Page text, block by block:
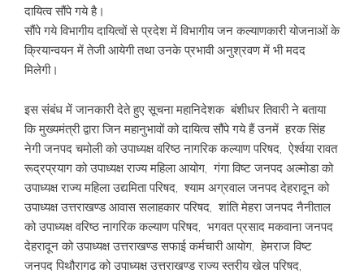
दायित्व सौंपे गये है।
सौंपे गये विभागीय दायित्वों से प्रदेश में विभागीय जन कल्याणकारी योजनाओं के
क्रियान्वयन में तेजी आयेगी तथा उनके प्रभावी अनुश्रवण में भी मदद
मिलेगी।
इस संबंध में जानकारी देते हुए सूचना महानिदेशक बंशीधर तिवारी ने बताया
कि मुख्यमंत्री द्वारा जिन महानुभावों को दायित्व सौंपे गये हैं उनमें हरक सिंह
नेगी जनपद चमोली को उपाध्यक्ष वरिष्ठ नागरिक कल्याण परिषद, ऐर्श्वया रावत
रूद्रप्रयाग को उपाध्यक्ष राज्य महिला आयोग, गंगा विष्ट जनपद अल्मोडा को
उपाध्यक्ष राज्य महिला उद्यमिता परिषद, श्याम अग्रवाल जनपद देहरादून को
उपाध्यक्ष उत्तराखण्ड आवास सलाहकार परिषद, शांति मेहरा जनपद नैनीताल
को उपाध्यक्ष वरिष्ठ नागरिक कल्याण परिषद, भगवत प्रसाद मकवाना जनपद
देहरादून को उपाध्यक्ष उत्तराखण्ड सफाई कर्मचारी आयोग, हेमराज विष्ट
जनपद पिथौरागढ को उपाध्यक्ष उत्तराखण्ड राज्य स्तरीय खेल परिषद,